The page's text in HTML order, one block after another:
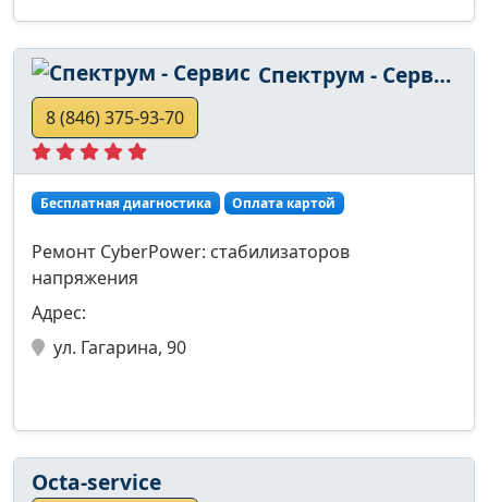
Спектрум - Сервис
8 (846) 375-93-70
Бесплатная диагностика Оплата картой
Ремонт CyberPower: стабилизаторов
напряжения
Адрес:
ул. Гагарина, 90
Octa-service